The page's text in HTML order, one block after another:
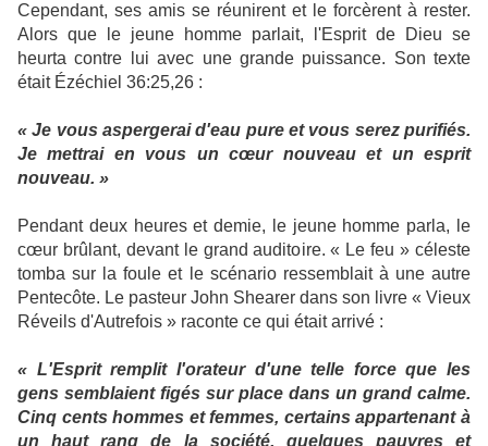
Cependant, ses amis se réunirent et le forcèrent à rester.
Alors que le jeune homme parlait, l'Esprit de Dieu se
heurta contre lui avec une grande puissance. Son texte
était Ézéchiel 36:25,26 :
« Je vous aspergerai d'eau pure et vous serez purifiés.
Je mettrai en vous un cœur nouveau et un esprit
nouveau. »
Pendant deux heures et demie, le jeune homme parla, le
cœur brûlant, devant le grand auditoire. « Le feu » céleste
tomba sur la foule et le scénario ressemblait à une autre
Pentecôte. Le pasteur John Shearer dans son livre « Vieux
Réveils d'Autrefois » raconte ce qui était arrivé :
« L'Esprit remplit l'orateur d'une telle force que les
gens semblaient figés sur place dans un grand calme.
Cinq cents hommes et femmes, certains appartenant à
un haut rang de la société, quelques pauvres et